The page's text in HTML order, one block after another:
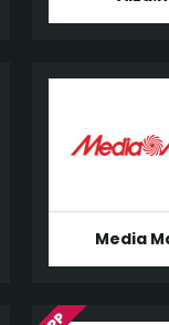
Media